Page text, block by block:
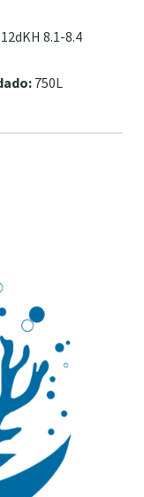
8.1-8.4
750L